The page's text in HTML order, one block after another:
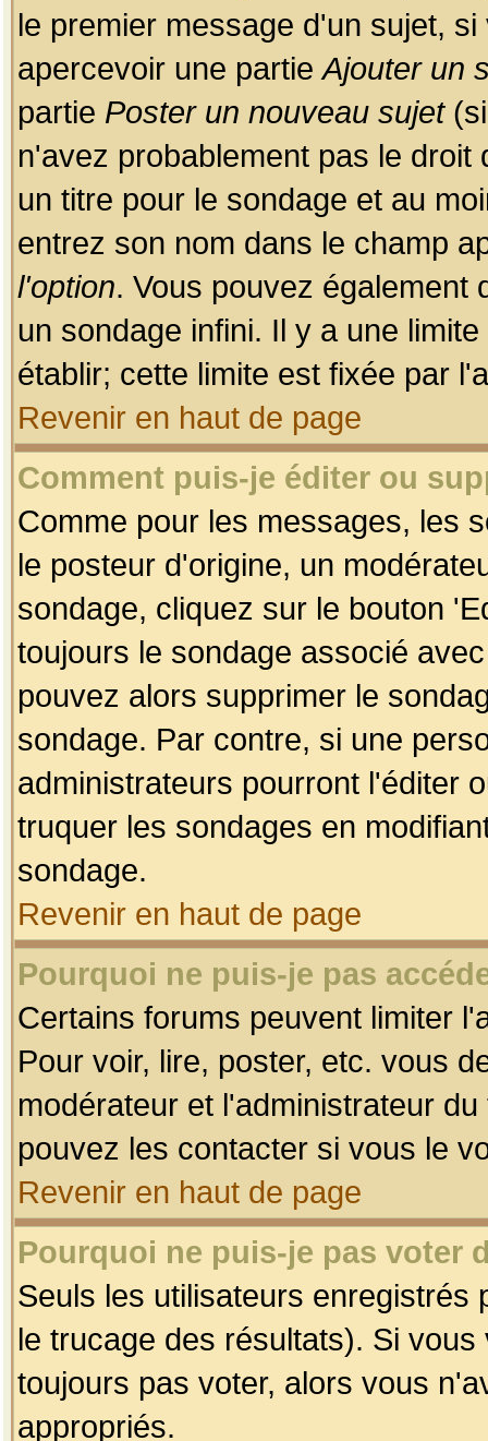
le premier message d'un sujet,
apercevoir une partieAjouter un
partie Poster un nouveau sujet(si
n'avez probablement pas le
un titre pour le sondage et au
entrez son nom dans le champ
l'option. Vous pouvez également
un sondage infini. Il y a une
établir; cette limite est fixée par
Revenir en haut de page
Comment puis-je éditer ou
Comme pour les messages, les
le posteur d'origine, un
sondage, cliquez sur le bouton
toujours le sondage associé
pouvez alors supprimer le
sondage. Par contre, si une
administrateurs pourront l'éditer
truquer les sondages en
sondage.
Revenir en haut de page
Pourquoi ne puis-je pas
Certains forums peuvent limiter
Pour voir, lire, poster, etc. vous
modérateur et l'administrateur
pouvez les contacter si vous le
Revenir en haut de page
Pourquoi ne puis-je pas voter
Seuls les utilisateurs enregistrés
le trucage des résultats). Si
toujours pas voter, alors vous
appropriés.